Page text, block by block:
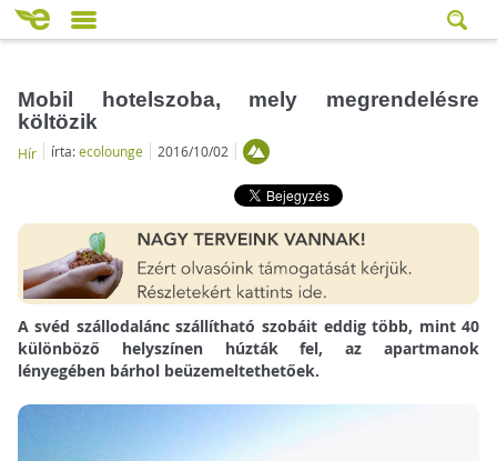
Mobil hotelszoba, mely megrendelésre
költözik
Hír írta:ecolounge 2016/10/02
A svéd szállodalánc szállítható szobáit eddig több, mint 40
különböző helyszínen húzták fel, az apartmanok
lényegében bárhol beüzemeltethetőek.